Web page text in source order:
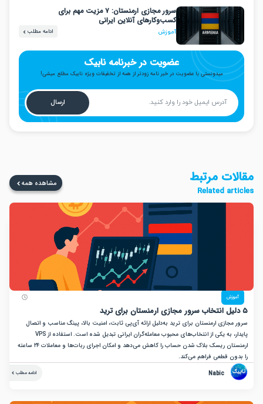
سرور مجازی ارمنستان: ۷ مزیت مهم برای
کسب‌وکارهای آنلاین ایرانی
آموزش
عضویت در خبرنامه نابیک
میدونستی با عضویت در خبر نامه زودتر از همه از تخفیفات ویژه نابیک مطلع میشی!
ارسال
مرتبط
Related
مشاهده همه
ارمنستان برای ترید به‌دلیل ارائه آی‌پی ثابت، امنیت بالا، پینگ مناسب و اتصال
پایدار، به یکی از انتخاب‌های محبوب معامله‌گران ایرانی تبدیل شده است. استفاده از VPS
ارمنستان ریسک بلاک شدن حساب را کاهش می‌دهد و امکان اجرای ربات‌ها و معاملات ۲۴ ساعته
قطعی فراهم می‌کند.
Nabic